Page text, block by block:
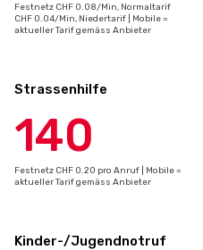
Festnetz CHF 0.08/Min, Normaltarif
CHF 0.04/Min, Niedertarif | Mobile =
aktueller Tarif gemäss Anbieter
Strassenhilfe
140
Festnetz CHF 0.20 pro Anruf | Mobile =
aktueller Tarif gemäss Anbieter
Kinder-/Jugendnotruf